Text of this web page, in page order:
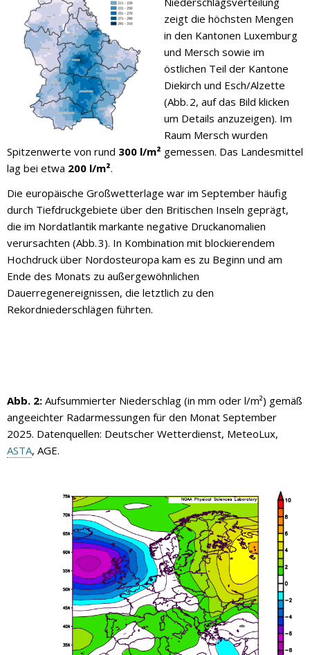
zeigt die höchsten Mengen
in den Kantonen Luxemburg
und Mersch sowie im
östlichen Teil der Kantone
Diekirch und Esch/Alzette
(Abb. 2, auf das Bild klicken
um Details anzuzeigen). Im
Raum Mersch wurden
Spitzenwerte von rund 300 l/m² gemessen. Das Landesmittel
lag bei etwa 200 l/m².
Die europäische Großwetterlage war im September häufig
durch Tiefdruckgebiete über den Britischen Inseln geprägt,
die im Nordatlantik markante negative Druckanomalien
verursachten (Abb. 3). In Kombination mit blockierendem
Hochdruck über Nordosteuropa kam es zu Beginn und am
Ende des Monats zu außergewöhnlichen
Dauerregenereignissen, die letztlich zu den
Rekordniederschlägen führten.
Abb. 2: Aufsummierter Niederschlag (in mm oder l/m²) gemäß
angeeichter Radarmessungen für den Monat September
2025. Datenquellen: Deutscher Wetterdienst, MeteoLux,
ASTA, AGE.